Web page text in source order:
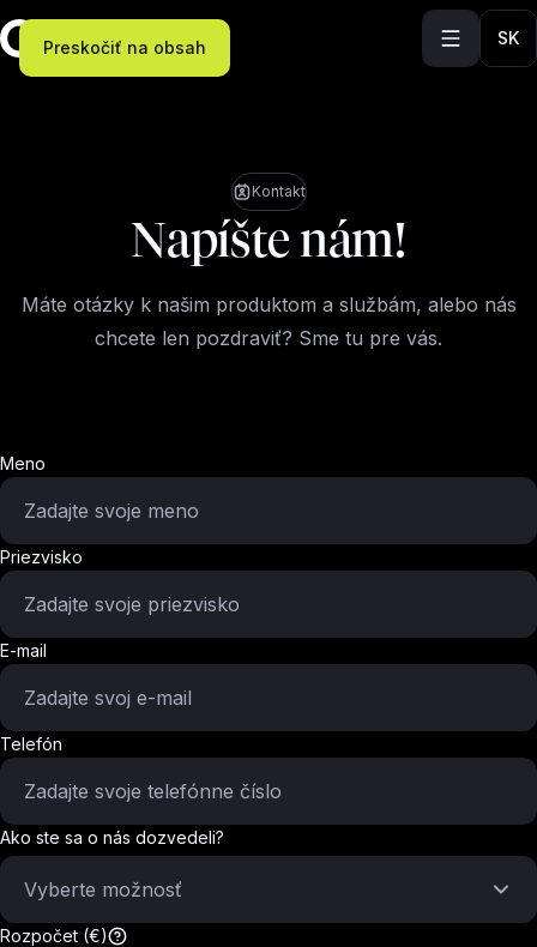
Preskočiť na obsah SK
Kontakt
Napíšte nám!
Máte otázky k našim produktom a službám, alebo nás
chcete len pozdraviť? Sme tu pre vás.
Meno
Priezvisko
E-mail
Telefón
Ako ste sa o nás dozvedeli?
Vyberte možnosť
Rozpočet (€)